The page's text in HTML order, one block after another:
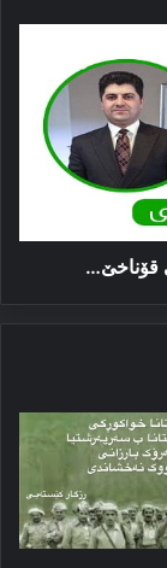
قۆناخێ…